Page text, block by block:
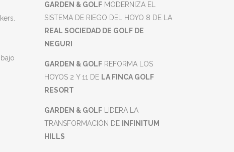
GARDEN & GOLF MODERNIZA EL
SISTEMA DE RIEGO DEL HOYO 8 DE LA
REAL SOCIEDAD DE GOLF DE
NEGURI
GARDEN & GOLF REFORMA LOS
HOYOS 2 Y 11 DE LA FINCA GOLF
RESORT
GARDEN & GOLF LIDERA LA
TRANSFORMACIÓN DE
INFINITUM
HILLS